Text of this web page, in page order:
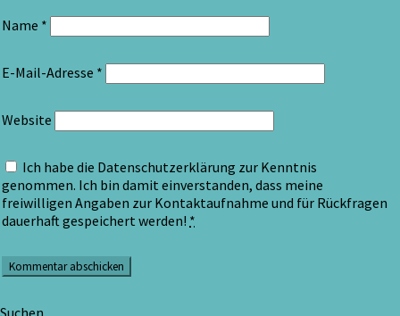
Name *
E-Mail-Adresse *
Website
Ich habe die Datenschutzerklärung zur Kenntnis
genommen. Ich bin damit einverstanden, dass meine
freiwilligen Angaben zur Kontaktaufnahme und für Rückfragen
dauerhaft gespeichert werden! *